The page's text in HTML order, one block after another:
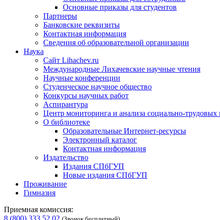
Основные приказы для студентов
Партнеры
Банковские реквизиты
Контактная информация
Сведения об образовательной организации
Наука
Сайт Lihachev.ru
Международные Лихачевские научные чтения
Научные конференции
Студенческое научное общество
Конкурсы научных работ
Аспирантура
Центр мониторинга и анализа социально-трудовых
О библиотеке
Образовательные Интернет-ресурсы
Электронный каталог
Контактная информация
Издательство
Издания СПбГУП
Новые издания СПбГУП
Проживание
Гимназия
Приемная комиссия:
8 (800) 333 52 02